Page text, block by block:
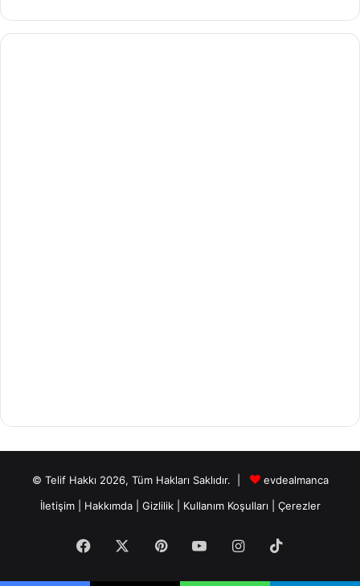
© Telif Hakkı 2026, Tüm Hakları Saklıdır. |
evdealmanca
İletişim| Hakkımda Gizlilik Kullanım Koşulları Çerezler
Facebook PinterestYouTubeInstagram